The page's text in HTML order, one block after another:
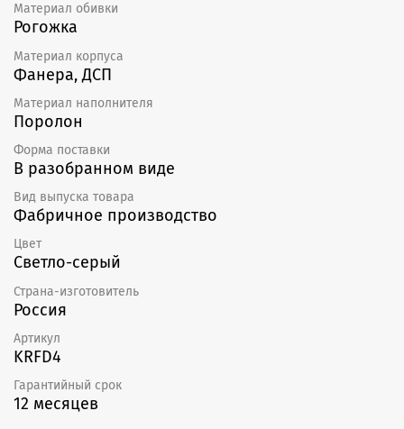
Материал обивки
Рогожка
Материал корпуса
Фанера, ДСП
Материал наполнителя
Поролон
Форма поставки
В разобранном виде
Вид выпуска товара
Фабричное производство
Цвет
Светло-серый
Страна-изготовитель
Россия
Артикул
KRFD4
Гарантийный срок
12 месяцев